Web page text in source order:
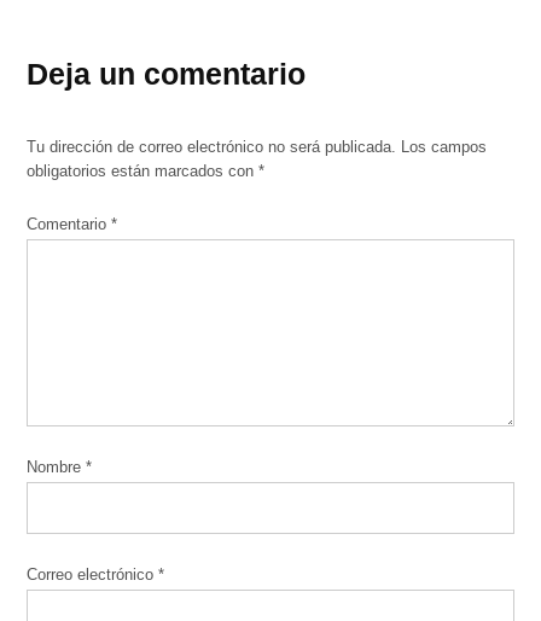
Deja un comentario
Tu dirección de correo electrónico no será publicada. Los campos
obligatorios están marcados con*
Comentario*
Nombre*
Correo electrónico*